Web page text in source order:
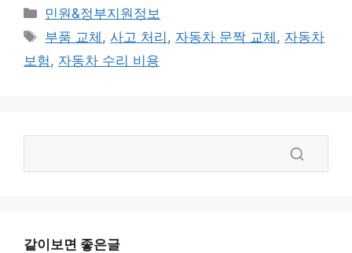
카
테
리
민원&정부지원정보
태
그
부품 교체 ,사고 처리 , 자동차 문짝 교체 , 자동차
보험, 자동차 수리 비용
같이보면 좋은글